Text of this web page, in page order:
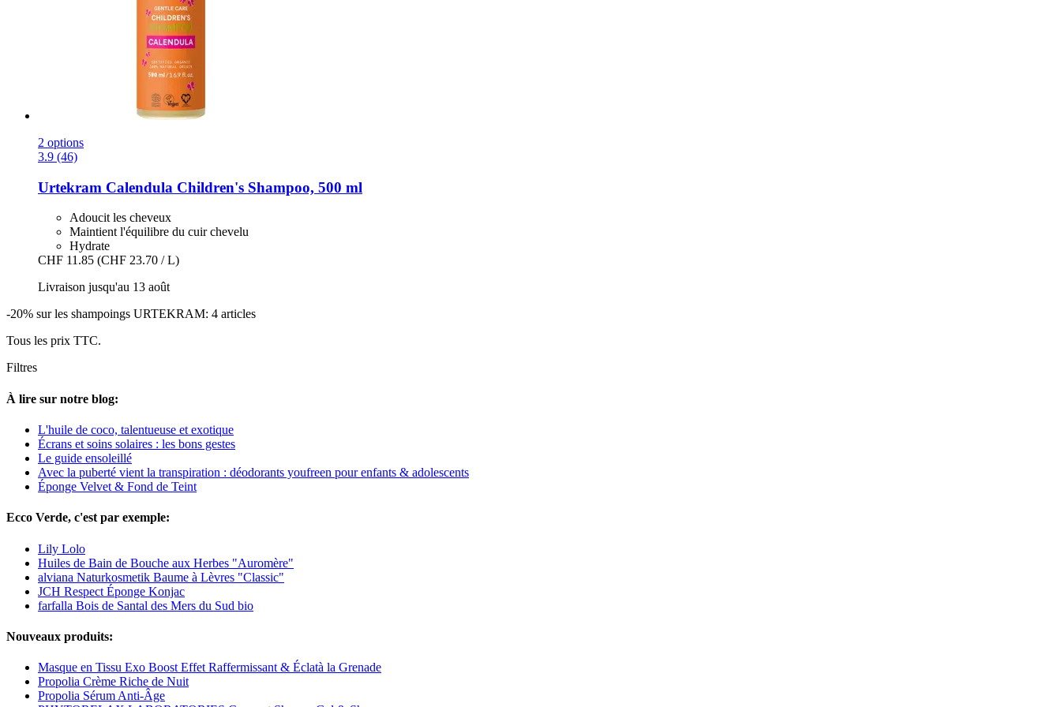
2 options
3.9 (46)
Urtekram Calendula Children's Shampoo, 500 ml
Adoucit les cheveux
Maintient l'équilibre du cuir chevelu
Hydrate
CHF 11.85 (CHF 23.70 / L)
Livraison jusqu'au 13 août
-20% sur les shampoings URTEKRAM: 4 articles
Tous les prix TTC.
Filtres
À lire sur notre blog:
L'huile de coco, talentueuse et exotique
Écrans et soins solaires : les bons gestes
Le guide ensoleillé
Avec la puberté vient la transpiration : déodorants youfreen pour enfants & adolescents
Éponge Velvet & Fond de Teint
Ecco Verde, c'est par exemple:
Lily Lolo
Huiles de Bain de Bouche aux Herbes "Auromère"
alviana Naturkosmetik Baume à Lèvres "Classic"
JCH Respect Éponge Konjac
farfalla Bois de Santal des Mers du Sud bio
Nouveaux produits:
Masque en Tissu Exo Boost Effet Raffermissant & Éclatà la Grenade
Propolia Crème Riche de Nuit
Propolia Sérum Anti-Âge